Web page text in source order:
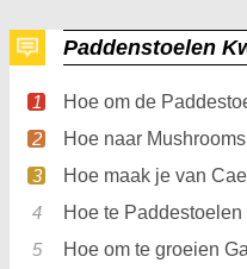
Paddenstoelen
Hoe om de
Hoe naar
Hoe te
Hoe om te groeien